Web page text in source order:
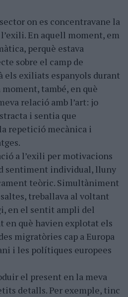
on es concentravane la
En aquell moment, em
perquè estava
sobre el camp de
els exiliats espanyols durant
també, en què
relació amb l’art: jo
i sentia que
repetició mecànica i
a l’exili per motivacions
sentiment individual, lluny
teòric. Simultàniment
treballava al voltant
en el sentit ampli del
en què havien explotat els
migratòries cap a Europa
i les polítiques europees
el present en la meva
detalls. Per exemple, tinc